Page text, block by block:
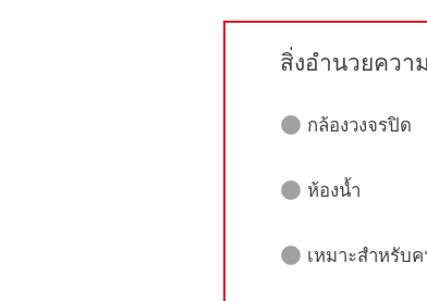
สิ่งอำนวยควา
กล้องวงจรปิด
ห้องน้ำ
เหมาะสำหรับ